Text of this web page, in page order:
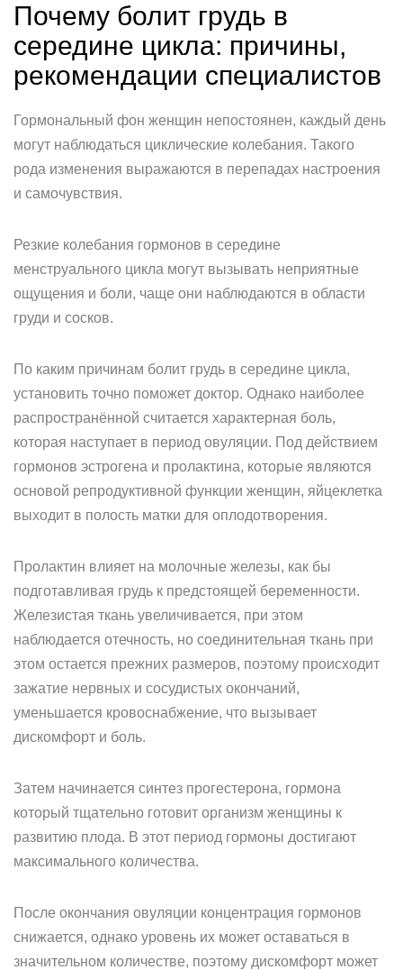
Почему болит грудь в
середине цикла: причины,
рекомендации специалистов
Гормональный фон женщин непостоянен, каждый день
могут наблюдаться циклические колебания. Такого
рода изменения выражаются в перепадах настроения
и самочувствия.
Резкие колебания гормонов в середине
менструального цикла могут вызывать неприятные
ощущения и боли, чаще они наблюдаются в области
груди и сосков.
По каким причинам болит грудь в середине цикла,
установить точно поможет доктор. Однако наиболее
распространённой считается характерная боль,
которая наступает в период овуляции. Под действием
гормонов эстрогена и пролактина, которые являются
основой репродуктивной функции женщин, яйцеклетка
выходит в полость матки для оплодотворения.
Пролактин влияет на молочные железы, как бы
подготавливая грудь к предстоящей беременности.
Железистая ткань увеличивается, при этом
наблюдается отечность, но соединительная ткань при
этом остается прежних размеров, поэтому происходит
зажатие нервных и сосудистых окончаний,
уменьшается кровоснабжение, что вызывает
дискомфорт и боль.
Затем начинается синтез прогестерона, гормона
который тщательно готовит организм женщины к
развитию плода. В этот период гормоны достигают
максимального количества.
После окончания овуляции концентрация гормонов
снижается, однако уровень их может оставаться в
значительном количестве, поэтому дискомфорт может